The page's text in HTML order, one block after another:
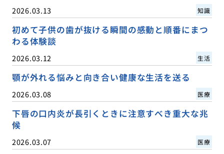
2026.03.13 知識
初めて子供の歯が抜ける瞬間の感動と順番にまつ
わる体験談
2026.03.12 生活
顎が外れる悩みと向き合い健康な生活を送る
2026.03.08 医療
下唇の口内炎が長引くときに注意すべき重大な兆
候
2026.03.07 医療